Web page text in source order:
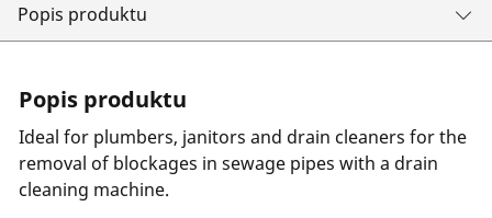
Popis produktu
Popis produktu
Ideal for plumbers, janitors and drain cleaners for the
removal of blockages in sewage pipes with a drain
cleaning machine.